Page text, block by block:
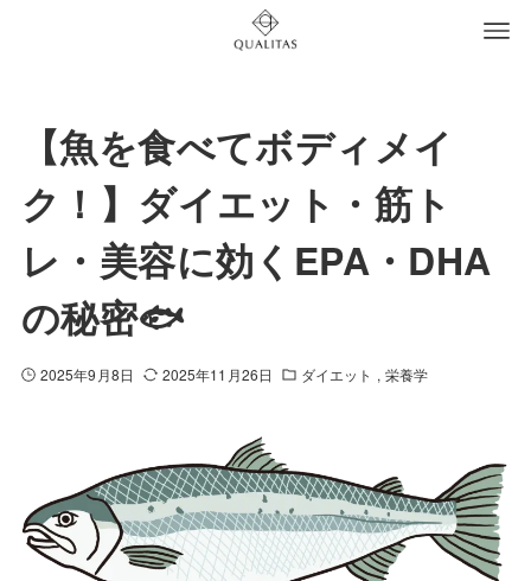
【魚を食べてボディメイ
ク！】ダイエット・筋ト
レ・美容に効くEPA・DHA
の秘密🐟
2025年9月8日 2025年11月26日 ダイエット 栄養学